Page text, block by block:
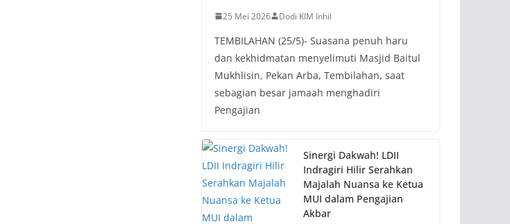
25 Mei 2026 Dodi KIM Inhil
TEMBILAHAN (25/5)- Suasana penuh haru
dan kekhidmatan menyelimuti Masjid Baitul
Mukhlisin, Pekan Arba, Tembilahan, saat
sebagian besar jamaah menghadiri
Pengajian
Sinergi Dakwah! LDII
Indragiri Hilir Serahkan
Majalah Nuansa ke Ketua
MUI dalam Pengajian
Akbar